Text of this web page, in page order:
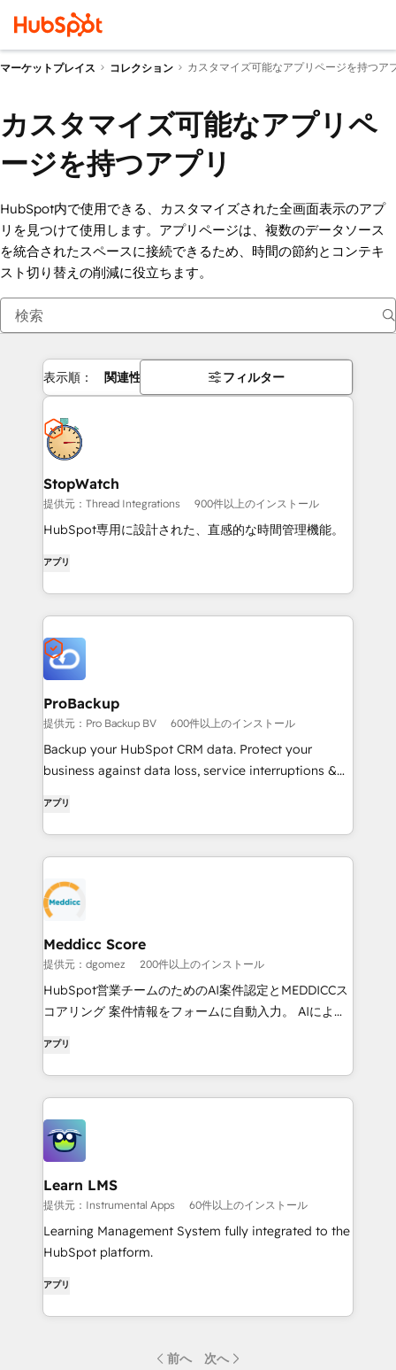
マーケットプレイス コレクション カスタマイズ可能なアプリページを持つア
カスタマイズ可能なアプリペ
ージを持つアプリ
HubSpot内で使用できる、カスタマイズされた全画面表示のアプ
リを見つけて使用します。アプリページは、複数のデータソース
を統合されたスペースに接続できるため、時間の節約とコンテキ
スト切り替えの削減に役立ちます。
表示順： 関連性 フィルター
StopWatch
提供元：Thread Integrations 900件以上のインストール
HubSpot専用に設計された、直感的な時間管理機能。
アプリ
ProBackup
提供元：Pro Backup BV 600件以上のインストール
Backup your HubSpot CRM data. Protect your
business against data loss, service interruptions &
アプリ
Meddicc Score
提供元：dgomez 200件以上のインストール
HubSpot営業チームのためのAI案件認定とMEDDICCス
コアリング 案件情報をフォームに自動入力。 AIによる
ワークをサポート：MEDDICC、BANT、Spiced、
Champ... ワークフローを合理化するHubSpotとの容易
な統合。 案件情報を整理する組織図と競合表。
アプリ
Learn LMS
提供元：Instrumental Apps 60件以上のインストール
Learning Management System fully integrated to the
HubSpot platform.
アプリ
前へ 次へ